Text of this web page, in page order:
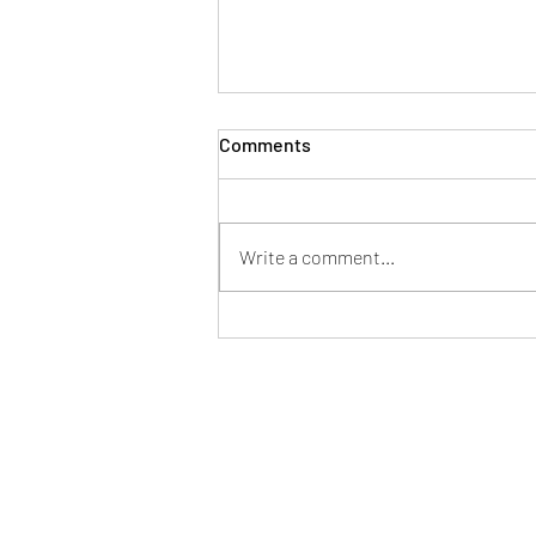
Mentor en tu nueva pega
Comments
Write a comment...